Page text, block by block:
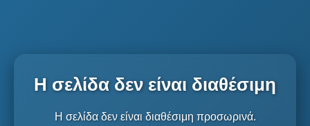
Η σελίδα δεν είναι διαθέσιμη
Η σελίδα δεν είναι διαθέσιμη προσωρινά.